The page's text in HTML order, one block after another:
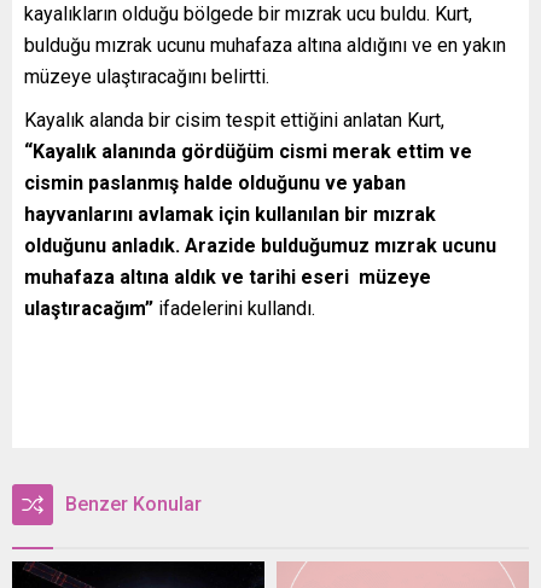
kayalıkların olduğu bölgede bir mızrak ucu buldu. Kurt,
bulduğu mızrak ucunu muhafaza altına aldığını ve en yakın
müzeye ulaştıracağını belirtti.
Kayalık alanda bir cisim tespit ettiğini anlatan Kurt,
“Kayalık alanında gördüğüm cismi merak ettim ve
cismin paslanmış halde olduğunu ve yaban
hayvanlarını avlamak için kullanılan bir mızrak
olduğunu anladık. Arazide bulduğumuz mızrak ucunu
muhafaza altına aldık ve tarihi eseri müzeye
ulaştıracağım” ifadelerini kullandı.
Benzer Konular